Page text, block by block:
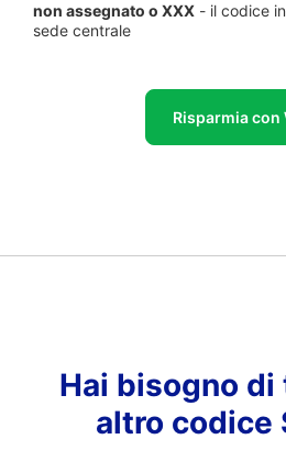
non assegnato o XXX - il codice
sede centrale
Risparmia con
Hai bisogno di
altro codice